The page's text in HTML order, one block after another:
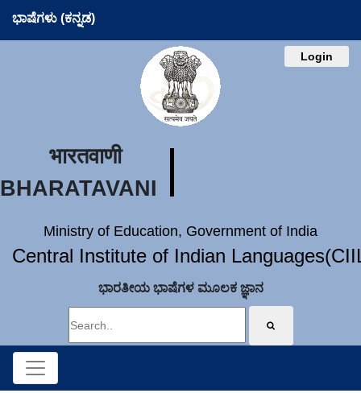
ಭಾಷೆಗಳು (ಕನ್ನಡ)
Login
भारतवाणी
BHARATAVANI
Ministry of Education, Government of India
Central Institute of Indian
ಭಾರತೀಯ ಭಾಷೆಗಳ ಮೂಲಕ ಜ್ಞಾನ